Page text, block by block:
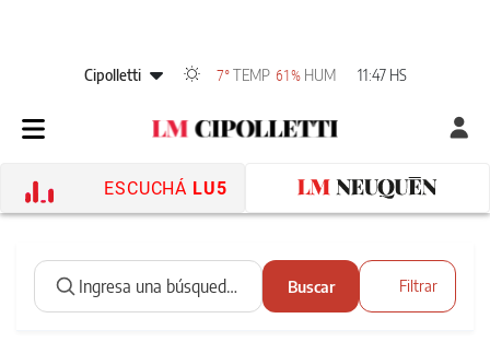
Cipolletti 7° TEMP 61% HUM 11:47 HS
ESCUCHÁ LU5
Buscar Filtrar